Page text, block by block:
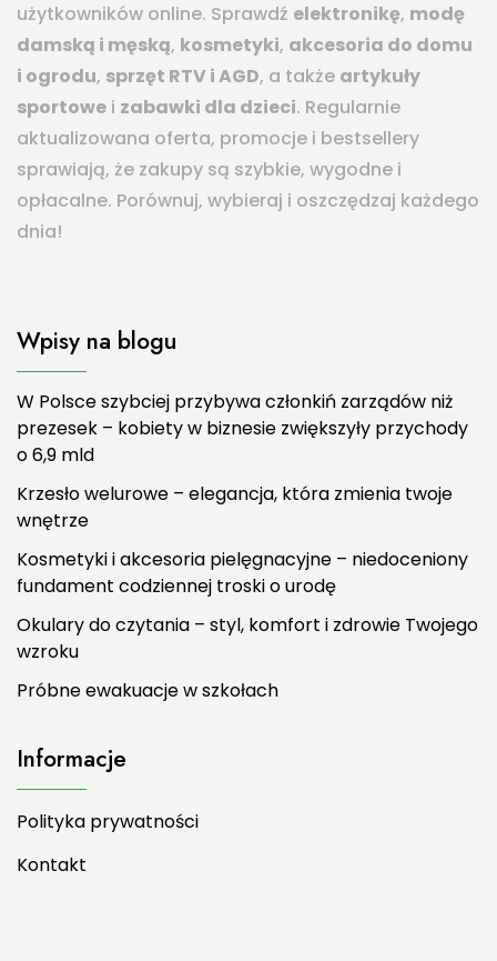
użytkowników online. Sprawdź elektronikę, modę
damską i męską, kosmetyki, akcesoria do domu
i ogrodu, sprzęt RTV i AGD, a także artykuły
sportowe i zabawki dla dzieci. Regularnie
aktualizowana oferta, promocje i bestsellery
sprawiają, że zakupy są szybkie, wygodne i
opłacalne. Porównuj, wybieraj i oszczędzaj każdego
dnia!
Wpisy na blogu
W Polsce szybciej przybywa członkiń zarządów niż
prezesek – kobiety w biznesie zwiększyły przychody
o 6,9 mld
Krzesło welurowe – elegancja, która zmienia twoje
wnętrze
Kosmetyki i akcesoria pielęgnacyjne – niedoceniony
fundament codziennej troski o urodę
Okulary do czytania – styl, komfort i zdrowie Twojego
wzroku
Próbne ewakuacje w szkołach
Informacje
Polityka prywatności
Kontakt